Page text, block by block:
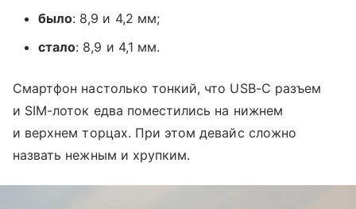
было: 8,9 и 4,2 мм;
стало: 8,9 и 4,1 мм.
Смартфон настолько тонкий, что USB-C разъем
и SIM-лоток едва поместились на нижнем
и верхнем торцах. При этом девайс сложно
назвать нежным и хрупким.